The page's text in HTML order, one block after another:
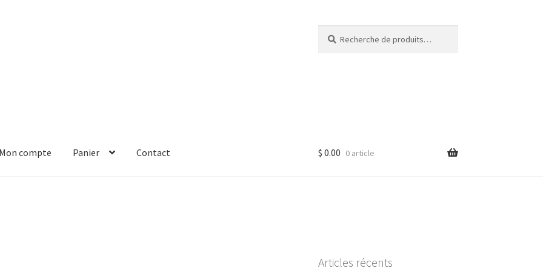
pour :
Mon compte Panier Contact $ 0.00 0 article
Articles récents